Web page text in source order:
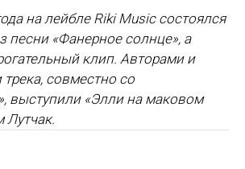
на лейбле Riki Music состоялся
песни «Фанерное солнце», а
клип. Авторами и
совместно со
выступили «Элли на маковом
Лутчак.